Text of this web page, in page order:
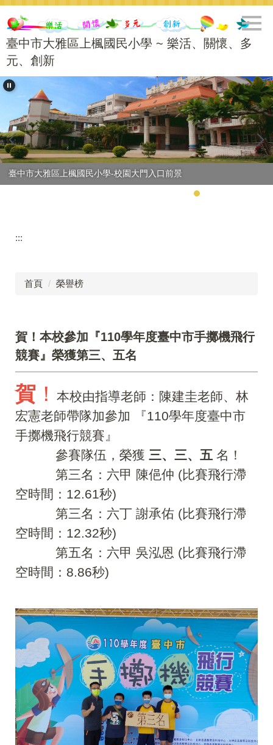
跳
到
主
要
內
容
區
臺中市大雅區上楓國民小學 ~ 樂活、關懷、多
元、創新
臺中市大雅區上楓國民小學-校園大門入口前景
:::
首頁 榮譽榜
賀！本校參加『110學年度臺中市手擲機飛行
競賽』榮獲第三、五名
賀 ！
本校由指導老師：陳建圭老師、林
宏憲老師帶隊加參加 『110學年度臺中市
手擲機飛行競賽』
參賽隊伍，榮獲 三、三、五 名！
第三名：六甲 陳俋仲 (比賽飛行滯
空時間：12.61秒)
第三名：六丁 謝承佑 (比賽飛行滯
空時間：12.32秒)
第五名：六甲 吳泓恩 (比賽飛行滯
空時間：8.86秒)